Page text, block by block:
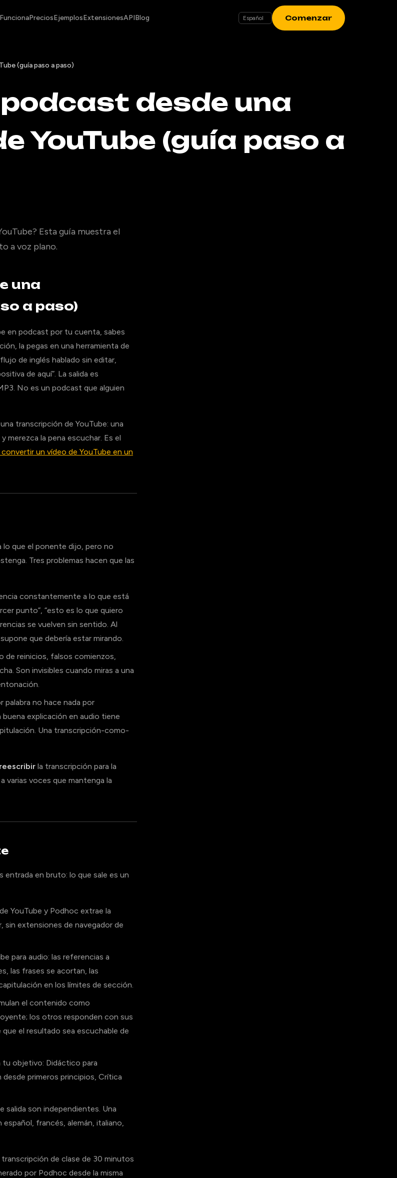
PreciosEjemplosExtensionesAPIBlog Comenzar
(guía paso a paso)
desde una
YouTube (guía paso a
Esta guía muestra el
a voz plano.
una
a paso)
en podcast por tu cuenta, sabes
la pegas en una herramienta de
de inglés hablado sin editar,
de aquí”. La salida es
No es un podcast que alguien
transcripción de YouTube: una
merezca la pena escuchar. Es el
un vídeo de YouTube en un
lo que el ponente dijo, pero no
Tres problemas hacen que las
constantemente a lo que está
punto”, “esto es lo que quiero
se vuelven sin sentido. Al
que debería estar mirando.
de reinicios, falsos comienzos,
Son invisibles cuando miras a una
palabra no hace nada por
explicación en audio tiene
Una transcripción-como-
reescribir la transcripción para la
varias voces que mantenga la
en bruto: lo que sale es un
YouTube y Podhoc extrae la
sin extensiones de navegador de
para audio: las referencias a
las frases se acortan, las
en los límites de sección.
el contenido como
los otros responden con sus
que el resultado sea escuchable de
objetivo: Didáctico para
primeros principios, Crítica
salida son independientes. Una
francés, alemán, italiano,
de clase de 30 minutos
por Podhoc desde la misma